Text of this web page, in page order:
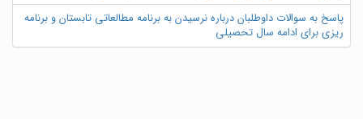
پاسخ به سوالات داوطلبان درباره نرسیدن به برنامه مطالعاتی تابستان و برنامه
ریزی برای ادامه سال تحصیلی